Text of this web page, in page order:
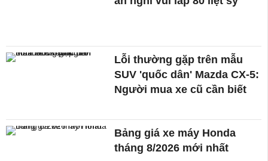
Lỗi thường gặp trên mẫu
SUV 'quốc dân' Mazda CX-5:
Người mua xe cũ cần biết
Bảng giá xe máy Honda
tháng 8/2026 mới nhất